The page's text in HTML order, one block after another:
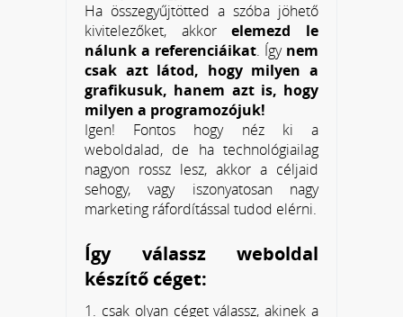
Ha összegyűjtötted a szóba jöhető
kivitelezőket, akkorelemezd le
nálunk a referenciáikat. Így nem
csak azt látod, hogy milyen a
grafikusuk, hanem azt is, hogy
milyen a programozójuk!
Igen! Fontos hogy néz ki a
weboldalad, de ha technológiailag
nagyon rossz lesz, akkor a céljaid
sehogy, vagy iszonyatosan nagy
marketing ráfordítással tudod elérni.
Így válassz weboldal
készítő céget:
1. csak olyan céget válassz, akinek a